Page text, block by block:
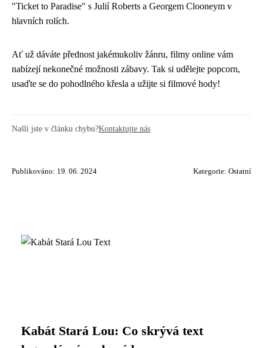
"Ticket to Paradise" s Julií Roberts a Georgem Clooneym v
hlavních rolích.
Ať už dáváte přednost jakémukoliv žánru, filmy online vám
nabízejí nekonečné možnosti zábavy. Tak si udělejte popcorn,
usaďte se do pohodlného křesla a užijte si filmové hody!
Našli jste v článku chybu?Kontaktujte nás
Publikováno: 19. 06. 2024 Kategorie: Ostatní
Kabát Stará Lou: Co skrývá text